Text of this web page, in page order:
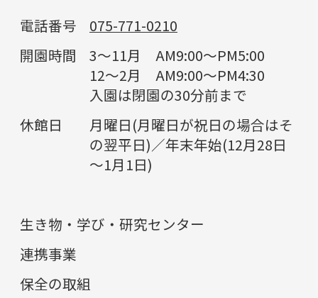
電話番号
075-771-0210
開園時間
3～11月 AM9:00～PM5:00
12～2月 AM9:00～PM4:30
入園は閉園の30分前まで
休館日
月曜日(月曜日が祝日の場合はそ
の翌平日)／年末年始(12月28日
～1月1日)
生き物・学び・研究センター
連携事業
保全の取組